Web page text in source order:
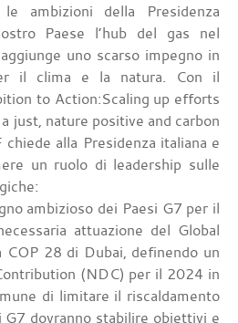
le ambizioni della Presidenza
Paese l’hub del gas nel
uno scarso impegno in
il clima e la natura. Con il
to Action:Scaling up efforts
just, nature positive and carbon
alla Presidenza italiana e
un ruolo di leadership sulle
ambizioso dei Paesi G7 per il
attuazione del Global
COP 28 di Dubai, definendo un
(NDC) per il 2024 in
di limitare il riscaldamento
G7 dovranno stabilire obiettivi e